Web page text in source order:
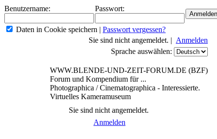
Benutzername: Passwort:
Daten in Cookie speichern | Passwort vergessen?
Sie sind nicht angemeldet. | Anmelden
Sprache auswählen:
WWW.BLENDE-UND-ZEIT-FORUM.DE (BZF)
Forum und Kompendium für ...
Photographica / Cinematographica - Interessierte.
Virtuelles Kameramuseum
Sie sind nicht angemeldet.
Anmelden